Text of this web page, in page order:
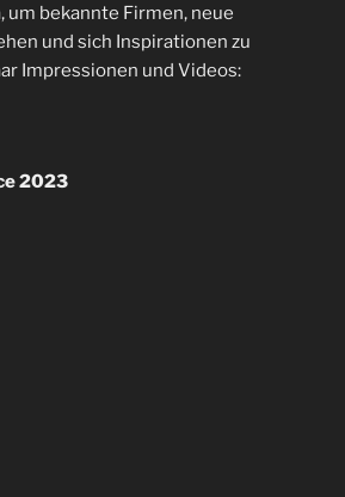
um bekannte Firmen, neue
und sich Inspirationen zu
Impressionen und Videos:
2023